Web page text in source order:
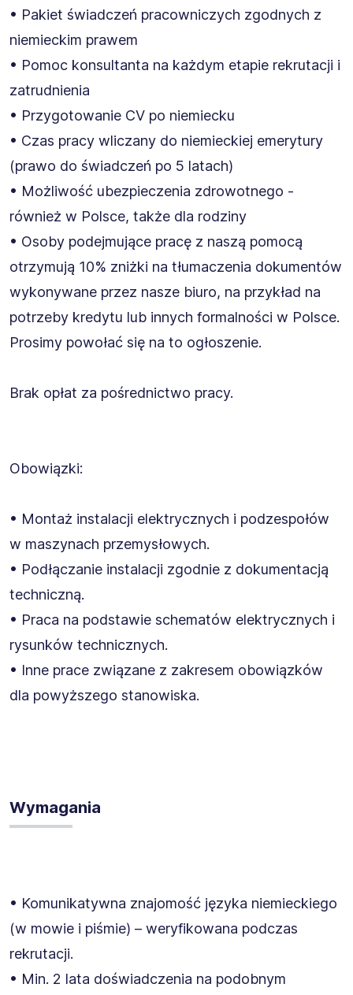
• Pakiet świadczeń pracowniczych zgodnych z
niemieckim prawem
• Pomoc konsultanta na każdym etapie rekrutacji i
zatrudnienia
• Przygotowanie CV po niemiecku
• Czas pracy wliczany do niemieckiej emerytury
(prawo do świadczeń po 5 latach)
• Możliwość ubezpieczenia zdrowotnego -
również w Polsce, także dla rodziny
• Osoby podejmujące pracę z naszą pomocą
otrzymują 10% zniżki na tłumaczenia dokumentów
wykonywane przez nasze biuro, na przykład na
potrzeby kredytu lub innych formalności w Polsce.
Prosimy powołać się na to ogłoszenie.
Brak opłat za pośrednictwo pracy.
Obowiązki:
• Montaż instalacji elektrycznych i podzespołów
w maszynach przemysłowych.
• Podłączanie instalacji zgodnie z dokumentacją
techniczną.
• Praca na podstawie schematów elektrycznych i
rysunków technicznych.
• Inne prace związane z zakresem obowiązków
dla powyższego stanowiska.
Wymagania
• Komunikatywna znajomość języka niemieckiego
(w mowie i piśmie) – weryfikowana podczas
rekrutacji.
• Min. 2 lata doświadczenia na podobnym